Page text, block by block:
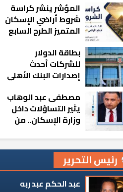
المؤشر ينشر كراسة
شروط أراضي الإسكان
المتميز الطرح السابع
بطاقة الدولار
للشركات أحدث
إصدارات البنك الأهلي
ماستركارد
مصطفى عبد الوهاب
يثير التساؤلات داخل
وزارة الإسكان.. من
المناصب؟
رئيس التحرير
عبد الحكم عبد ربه